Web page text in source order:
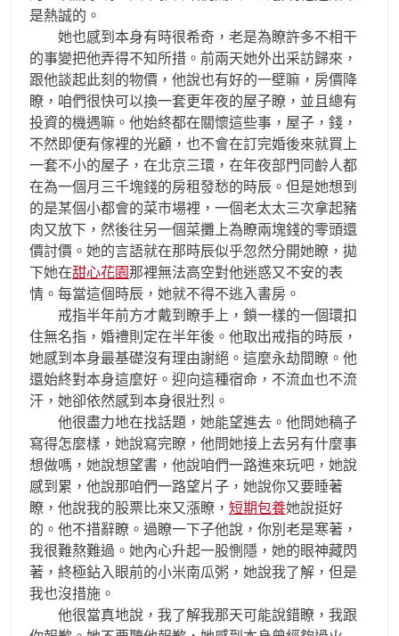
是熱誠的。
她也感到本身有時很希奇，老是為瞭許多不相干
的事變把他弄得不知所措。前兩天她外出采訪歸來，
跟他談起此刻的物價，他說也有好的一壁嘛，房價降
瞭，咱們很快可以換一套更年夜的屋子瞭，並且總有
投資的機遇嘛。他始終都在關懷這些事，屋子，錢，
不然即便有傢裡的光顧，也不會在訂完婚後來就買上
一套不小的屋子，在北京三環，在年夜部門同齡人都
在為一個月三千塊錢的房租發愁的時辰。但是她想到
的是某個小都會的菜市場裡，一個老太太三次拿起豬
肉又放下，然後往另一個菜攤上為瞭兩塊錢的零頭還
價討價。她的言語就在那時辰似乎忽然分開她瞭，拋
下她在甜心花園 那裡無法高空對他迷惑又不安的表
情。每當這個時辰，她就不得不逃入書房。
戒指半年前方才戴到瞭手上，鎖一樣的一個環扣
住無名指，婚禮則定在半年後。他取出戒指的時辰，
她感到本身最基礎沒有理由謝絕。這麼永劫間瞭。他
還始終對本身這麼好。迎向這種宿命，不流血也不流
汗，她卻依然感到本身很壯烈。
他很盡力地在找話題，她能望進去。他問她稿子
寫得怎麼樣，她說寫完瞭，他問她接上去另有什麼事
想做嗎，她說想望書，他說咱們一路進來玩吧，她說
感到累，他說那咱們一路望片子，她說你又要睡著
瞭，他說我的股票比來又漲瞭， 短期包養她說挺好
的。他不措辭瞭。過瞭一下子他說，你別老是寒著，
我很難熬難過。她內心升起一股惻隱，她的眼神藏閃
著，終極鉆入眼前的小米南瓜粥，她說我了解，但是
我也沒措施。
他很當真地說，我了解我那天可能說錯瞭，我跟